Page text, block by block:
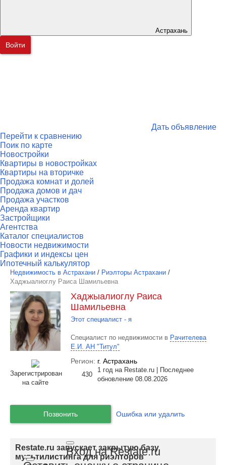
Астрахань
Войти
Дать объявление
Перейти к сравнению
Поик по карте
Новостройки
Квартиры в новостройках
Квартиры на вторичке
Продажа комнат и долей
Продажа домов и дач
Продажа участков
Аренда квартир
Застройщики
Агентства
Каталог специалистов
Новости недвижимости
Графики и индексы цен
Ипотечный калькулятор
Вход на Restate.ru
Недвижимость в Астрахани / Риэлторы Астрахани /
Хаджыалиоглу Раиса Шамильевна
Зарегистрирован
на сайте
Хаджыалиоглу Раиса
Шамильевна
Этот специалист - я
Специалист по недвижимости в Рачителева
Е.И. АН "Титул"
Регион: г. Астрахань
430
1 год на Restate.ru | Последнее
обновление 08.08.2026
Позвонить Ошибка или удалить
Restate.ru запускает закрытую базу
мультилистинга для риэлторов